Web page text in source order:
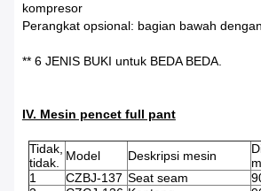
kompresor
Perangkat opsional: bagian bawah
** 6 JENIS BUKI untuk BEDA BEDA.
IV. Mesin pencet full pant
Tidak,
tidak. Model Deskripsi mesin
1
CZBJ-137 Seat seam